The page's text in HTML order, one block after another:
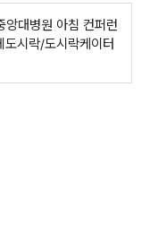
대병원 아침 컨퍼런
시락/도시락케이터